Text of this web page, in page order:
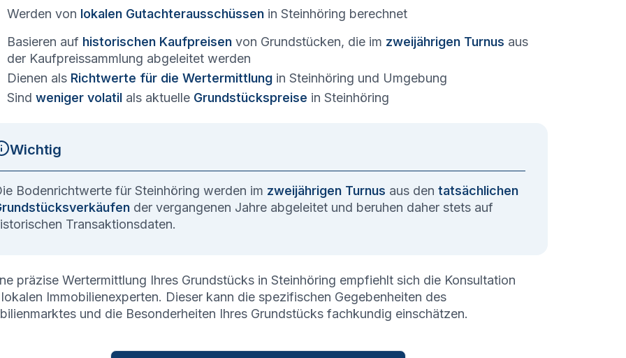
Werden von lokalen Gutachterausschüssen in Steinhöring berechnet
Basieren auf historischen Kaufpreisen von Grundstücken, die im zweijährigen Turnus aus
der Kaufpreissammlung abgeleitet werden
Dienen als Richtwerte für die Wertermittlung in Steinhöring und Umgebung
Sind weniger volatil als aktuelle Grundstückspreise in Steinhöring
Wichtig
Bodenrichtwerte für Steinhöring werden im zweijährigen Turnus aus den tatsächlichen
der vergangenen Jahre abgeleitet und beruhen daher stets auf
Transaktionsdaten.
präzise Wertermittlung Ihres Grundstücks in Steinhöring empfiehlt sich die Konsultation
Immobilienexperten. Dieser kann die spezifischen Gegebenheiten des
und die Besonderheiten Ihres Grundstücks fachkundig einschätzen.